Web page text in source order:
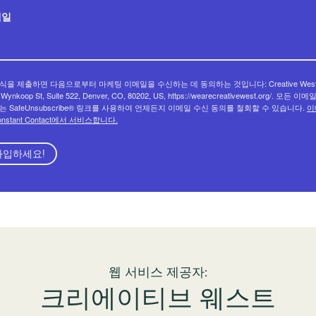
을 제출하면 다음으로부터 마케팅 이메일을 수신하는 데 동의하는 것입니다: Creative
St, Suite 522, Denver, CO, 80202, US, https://wearecreativewest.org/. 모든 이메
SafeUnsubscribe® 링크를 사용하여 언제든지 이메일 수신 동의를 철회할 수 있습니다.
Contact에서 서비스합니다.
입하세요!
웹 서비스 제공자:
크리에이티브 웨스트